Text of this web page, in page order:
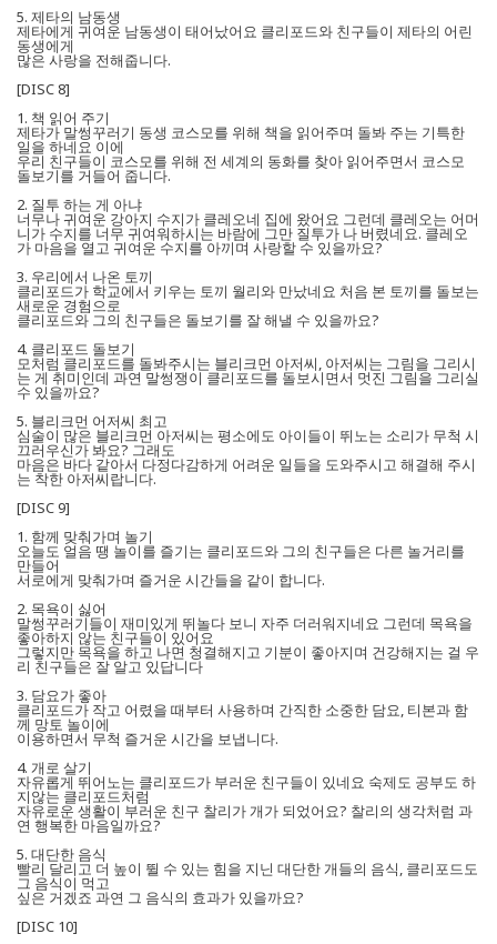
5. 제타의 남동생
제타에게 귀여운 남동생이 태어났어요 클리포드와 친구들이 제타의 어린
동생에게
많은 사랑을 전해줍니다.
[DISC 8]
1. 책 읽어 주기
제타가 말썽꾸러기 동생 코스모를 위해 책을 읽어주며 돌봐 주는 기특한
일을 하네요 이에
우리 친구들이 코스모를 위해 전 세계의 동화를 찾아 읽어주면서 코스모
돌보기를 거들어 줍니다.
2. 질투 하는 게 아냐
너무나 귀여운 강아지 수지가 클레오네 집에 왔어요 그런데 클레오는 어머
니가 수지를 너무 귀여워하시는 바람에 그만 질투가 나 버렸네요. 클레오
가 마음을 열고 귀여운 수지를 아끼며 사랑할 수 있을까요?
3. 우리에서 나온 토끼
클리포드가 학교에서 키우는 토끼 월리와 만났네요 처음 본 토끼를 돌보는
새로운 경험으로
클리포드와 그의 친구들은 돌보기를 잘 해낼 수 있을까요?
4. 클리포드 돌보기
모처럼 클리포드를 돌봐주시는 블리크먼 아저씨, 아저씨는 그림을 그리시
는 게 취미인데 과연 말썽쟁이 클리포드를 돌보시면서 멋진 그림을 그리실
수 있을까요?
5. 블리크먼 어저씨 최고
심술이 많은 블리크먼 아저씨는 평소에도 아이들이 뛰노는 소리가 무척 시
끄러우신가 봐요? 그래도
마음은 바다 같아서 다정다감하게 어려운 일들을 도와주시고 해결해 주시
는 착한 아저씨랍니다.
[DISC 9]
1. 함께 맞춰가며 놀기
오늘도 얼음 땡 놀이를 즐기는 클리포드와 그의 친구들은 다른 놀거리를
만들어
서로에게 맞춰가며 즐거운 시간들을 같이 합니다.
2. 목욕이 싫어
말썽꾸러기들이 재미있게 뛰놀다 보니 자주 더러워지네요 그런데 목욕을
좋아하지 않는 친구들이 있어요
그렇지만 목욕을 하고 나면 청결해지고 기분이 좋아지며 건강해지는 걸 우
리 친구들은 잘 알고 있답니다
3. 담요가 좋아
클리포드가 작고 어렸을 때부터 사용하며 간직한 소중한 담요, 티본과 함
께 망토 놀이에
이용하면서 무척 즐거운 시간을 보냅니다.
4. 개로 살기
자유롭게 뛰어노는 클리포드가 부러운 친구들이 있네요 숙제도 공부도 하
지않는 클리포드처럼
자유로운 생활이 부러운 친구 찰리가 개가 되었어요? 찰리의 생각처럼 과
연 행복한 마음일까요?
5. 대단한 음식
빨리 달리고 더 높이 뛸 수 있는 힘을 지닌 대단한 개들의 음식, 클리포드도
그 음식이 먹고
싶은 거겠죠 과연 그 음식의 효과가 있을까요?
[DISC 10]